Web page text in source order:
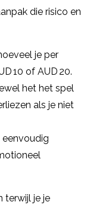
die risico en
je per
10 of AUD 20.
het het spel
als je niet
eenvoudig
terwijl je je